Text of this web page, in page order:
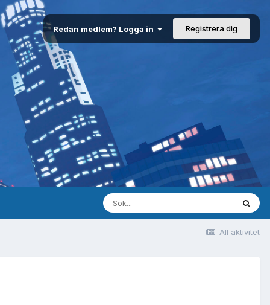
Redan medlem? Logga in Registrera dig
All aktivitet